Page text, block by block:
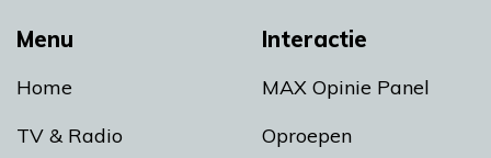
Menu
Home
TV & Radio
Interactie
MAX Opinie Panel
Oproepen